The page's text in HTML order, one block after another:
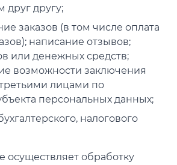
друг другу;
заказов (в том числе оплата
написание отзывов;
или денежных средств;
возможности заключения
лицами по
персональных данных;
налогового
осуществляет обработку